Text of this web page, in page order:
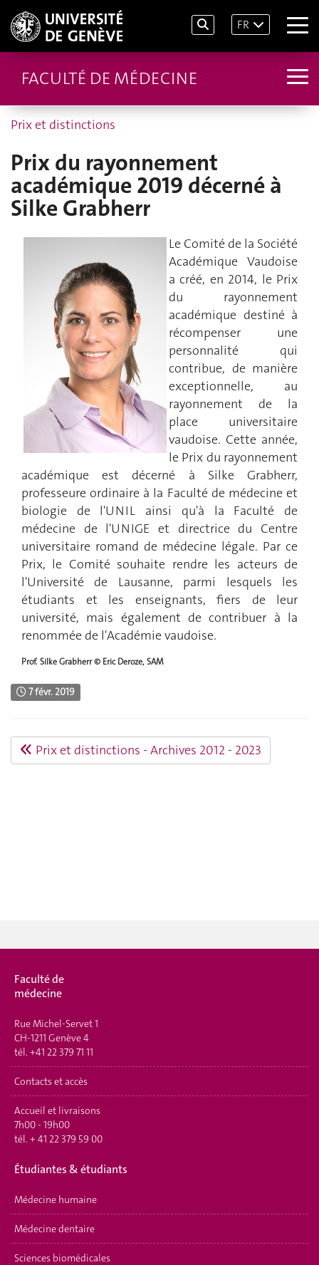
FR
FACULTÉ DE MÉDECINE
Prix et distinctions
Prix du rayonnement
académique 2019 décerné à
Silke Grabherr
Le Comité de la Société
Académique Vaudoise
a créé, en 2014, le Prix
du rayonnement
académique destiné à
récompenser une
personnalité qui
contribue, de manière
exceptionnelle, au
rayonnement de la
place universitaire
vaudoise. Cette année,
le Prix du rayonnement
académique est décerné à Silke Grabherr,
professeure ordinaire à la Faculté de médecine et
biologie de l'UNIL ainsi qu'à la Faculté de
médecine de l'UNIGE et directrice du Centre
universitaire romand de médecine légale. Par ce
Prix, le Comité souhaite rendre les acteurs de
l'Université de Lausanne, parmi lesquels les
étudiants et les enseignants, fiers de leur
université, mais également de contribuer à la
renommée de l'Académie vaudoise.
Prof. Silke Grabherr © Eric Deroze, SAM
7 févr. 2019
Prix et distinctions - Archives 2012 - 2023
Faculté de
médecine
Rue Michel-Servet 1
CH-1211 Genève 4
tél. +41 22 379 71 11
Contacts et accès
Accueil et livraisons
7h00 - 19h00
tél. + 41 22 379 59 00
Étudiantes & étudiants
Médecine humaine
Médecine dentaire
Sciences biomédicales